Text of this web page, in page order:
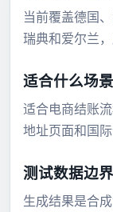
当前覆盖德国
瑞典和爱尔兰
适合什么场景
适合电商结账
地址页面和国际
测试数据边界
生成结果是合